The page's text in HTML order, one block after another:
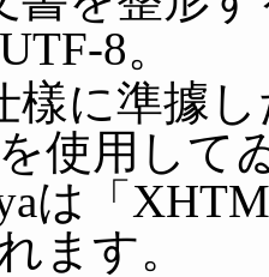
8。
樣に準據
使用して
は「
ます。